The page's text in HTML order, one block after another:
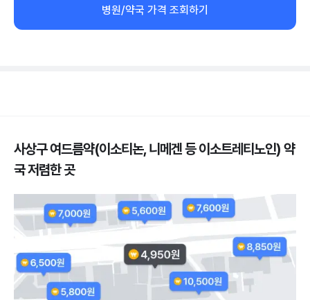
병원/약국 가격 조회하기
사상구 여드름약(이소티논, 니메겐 등 이소트레티노인) 약
국 저렴한 곳